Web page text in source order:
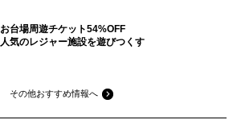
お台場周遊チケット54%OFF
人気のレジャー施設を遊びつくす
その他おすすめ情報へ